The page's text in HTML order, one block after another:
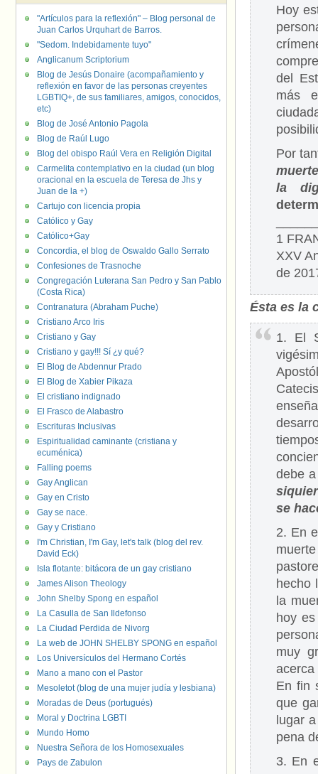
Hoy
del
más
Por
la
1
XXV
de
Ésta es la
1. El
debe
se
2. En
hecho
la
hoy
muy
En fin
que
lugar
pena
3. En
"Artículos para la reflexión" – Blog personal de
Juan Carlos Urquhart de Barros.
"Sedom. Indebidamente tuyo"
Anglicanum Scriptorium
Blog de Jesús Donaire (acompañamiento y
reflexión en favor de las personas creyentes
LGBTIQ+, de sus familiares, amigos, conocidos,
etc)
Blog de José Antonio Pagola
Blog de Raúl Lugo
Blog del obispo Raúl Vera en Religión Digital
Carmelita contemplativo en la ciudad (un blog
oracional en la escuela de Teresa de Jhs y
Juan de la +)
Cartujo con licencia propia
Católico y Gay
Católico+Gay
Concordia, el blog de Oswaldo Gallo Serrato
Confesiones de Trasnoche
Congregación Luterana San Pedro y San Pablo
(Costa Rica)
Contranatura (Abraham Puche)
Cristiano Arco Iris
Cristiano y Gay
Cristiano y gay!!! Sí ¿y qué?
El Blog de Abdennur Prado
El Blog de Xabier Pikaza
El cristiano indignado
El Frasco de Alabastro
Escrituras Inclusivas
Espiritualidad caminante (cristiana y
ecuménica)
Falling poems
Gay Anglican
Gay en Cristo
Gay se nace.
Gay y Cristiano
I'm Christian, I'm Gay, let's talk (blog del rev.
David Eck)
Isla flotante: bitácora de un gay cristiano
James Alison Theology
John Shelby Spong en español
La Casulla de San Ildefonso
La Ciudad Perdida de Nivorg
La web de JOHN SHELBY SPONG en español
Los Universículos del Hermano Cortés
Mano a mano con el Pastor
Mesoletot (blog de una mujer judía y lesbiana)
Moradas de Deus (portugués)
Moral y Doctrina LGBTI
Mundo Homo
Nuestra Señora de los Homosexuales
Pays de Zabulon